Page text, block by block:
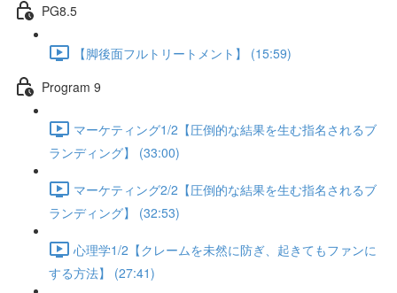
PG8.5
【脚後面フルトリートメント】 (15:59)
Program 9
マーケティング1/2【圧倒的な結果を生む指名されるブ
ランディング】 (33:00)
マーケティング2/2【圧倒的な結果を生む指名されるブ
ランディング】 (32:53)
心理学1/2【クレームを未然に防ぎ、起きてもファンに
する方法】 (27:41)